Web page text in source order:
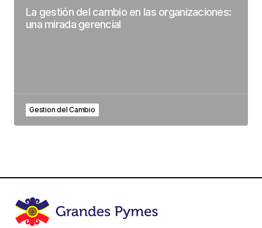
La gestión del cambio en las organizaciones:
una mirada gerencial
Gestion del Cambio